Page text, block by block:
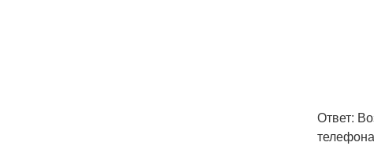
Ответ: